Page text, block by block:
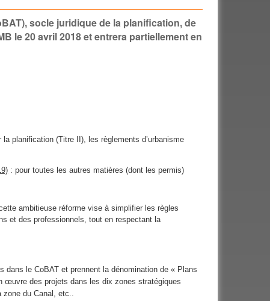
socle juridique de la planification, de
le 20 avril 2018 et entrera partiellement en
la planification (Titre II), les règlements d’urbanisme
: pour toutes les autres matières (dont les permis)
ambitieuse réforme vise à simplifier les règles
et des professionnels, tout en respectant la
dans le CoBAT et prennent la dénomination de « Plans
œuvre des projets dans les dix zones stratégiques
du Canal, etc..